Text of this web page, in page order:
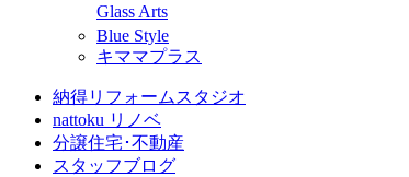
Glass Arts
Blue Style
キママプラス
納得リフォームスタジオ
nattoku リノベ
分譲住宅･不動産
スタッフブログ